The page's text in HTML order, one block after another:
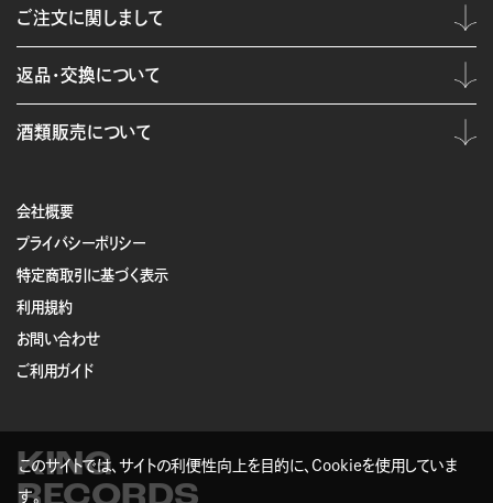
会社概要
プライバシーポリシー
特定商取引に基づく表示
利用規約
お問い合わせ
ご利用ガイド
KING
ご注文に関しまして
返品・交換について
酒類販売について
このサイトでは、サイトの利便性向上を目的に、Cookieを使用していま
す。